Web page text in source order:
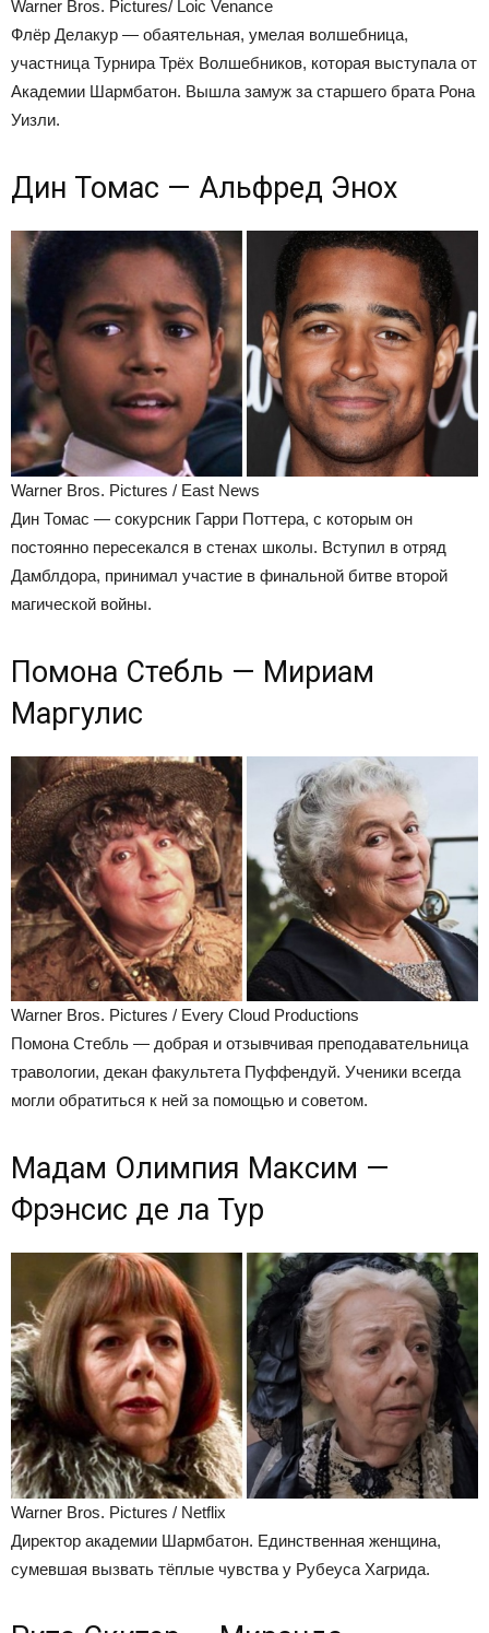
Warner Bros. Pictures/ Loic Venance
Флёр Делакур — обаятельная, умелая волшебница,
участница Турнира Трёх Волшебников, которая выступала от
Академии Шармбатон. Вышла замуж за старшего брата Рона
Уизли.
Дин Томас — Альфред Энох
Warner Bros. Pictures / East News
Дин Томас — сокурсник Гарри Поттера, с которым он
постоянно пересекался в стенах школы. Вступил в отряд
Дамблдора, принимал участие в финальной битве второй
магической войны.
Помона Стебль — Мириам
Маргулис
Warner Bros. Pictures / Every Cloud Productions
Помона Стебль — добрая и отзывчивая преподавательница
травологии, декан факультета Пуффендуй. Ученики всегда
могли обратиться к ней за помощью и советом.
Мадам Олимпия Максим —
Фрэнсис де ла Тур
Warner Bros. Pictures / Netflix
Директор академии Шармбатон. Единственная женщина,
сумевшая вызвать тёплые чувства у Рубеуса Хагрида.